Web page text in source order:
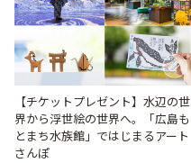
【チケットプレゼント】水辺の世
界から浮世絵の世界へ。「広島も
とまち水族館」ではじまるアート
さんぽ